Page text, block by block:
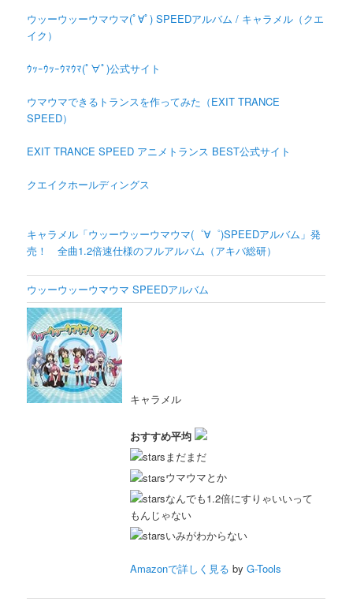
ウッーウッーウマウマ(ﾟ∀ﾟ) SPEEDアルバム / キャラメル（クエ
イク）
ｳｯｰｳｯｰｳﾏｳﾏ(ﾟ∀ﾟ)公式サイト
ウマウマできるトランスを作ってみた（EXIT TRANCE
SPEED）
EXIT TRANCE SPEED アニメトランス BEST公式サイト
クエイクホールディングス
キャラメル「ウッーウッーウマウマ(゜∀゜)SPEEDアルバム」発
売！ 全曲1.2倍速仕様のフルアルバム（アキバ総研）
ウッーウッーウマウマ SPEEDアルバム
キャラメル
おすすめ平均
まだまだ
ウマウマとか
なんでも1.2倍にすりゃいいって
もんじゃない
いみがわからない
Amazonで詳しく見る byG-Tools